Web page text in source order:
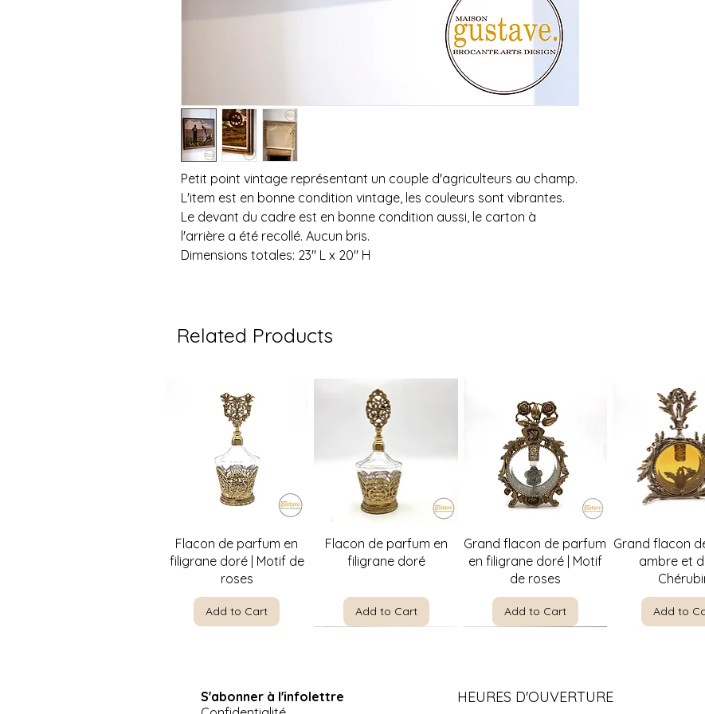
Petit point vintage représentant un couple d'agriculteurs au champ.
L'item est en bonne condition vintage, les couleurs sont vibrantes.
Le devant du cadre est en bonne condition aussi, le carton à
l'arrière a été recollé. Aucun bris.
Dimensions totales: 23" L x 20" H
Related Products
Quick View
Flacon de parfum en
filigrane doré | Motif de
roses
Add to Cart
Quick View
Flacon de parfum en
filigrane doré
Add to Cart
Quick View
Grand flacon de parfum
en filigrane doré | Motif
de roses
Add to Cart
Quick
Grand flacon
ambre et
Add to
S'abonner à l'infolettre
HEURES D'OUVERTURE